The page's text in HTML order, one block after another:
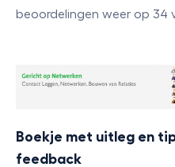
beoordelingen weer op 34
Boekje met uitleg en
feedback